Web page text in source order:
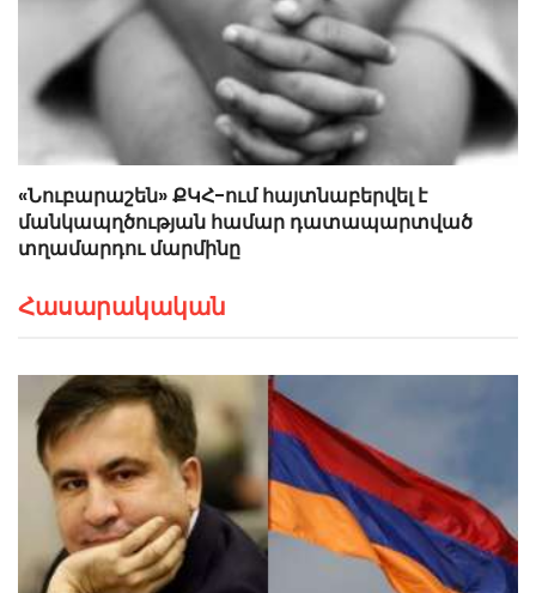
«Նուբարաշեն» ՔԿՀ-ում հայտնաբերվել է
մանկապղծության համար դատապարտված
տղամարդու մարմինը
Հասարակական